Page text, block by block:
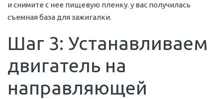
и снимите с нее пищевую пленку. у вас получилась
съемная база для зажигалки.
Шаг 3: Устанавливаем
двигатель на
направляющей